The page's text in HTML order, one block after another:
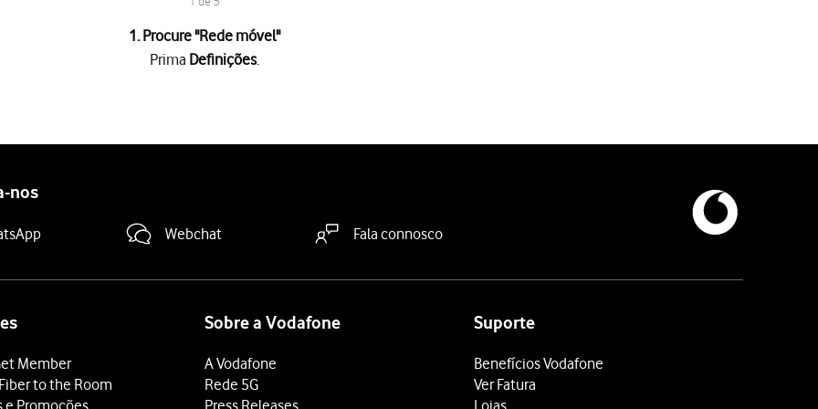
1. Procure "Rede móvel"
Prima Definições.
o dedo de baixo para cima
nos
Webchat Fala connosco
Member
to the Room
e Promoções
Sobre a Vodafone
A Vodafone
Rede 5G
Press Releases
Suporte
Benefícios Vodafone
Ver Fatura
Lojas